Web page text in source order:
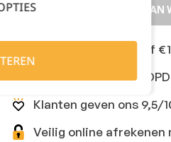
TOEVOEGEN AAN
Gratis levering vanaf
Snelle levering met
Klanten geven ons 9,5/
Veilig online afrekenen